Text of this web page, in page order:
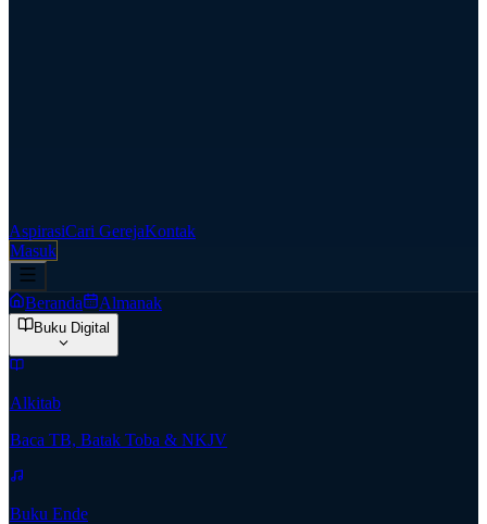
AspirasiCari GerejaKontak
Masuk
Beranda Almanak
Buku Digital
Alkitab
Baca TB, Batak Toba & NKJV
Buku Ende